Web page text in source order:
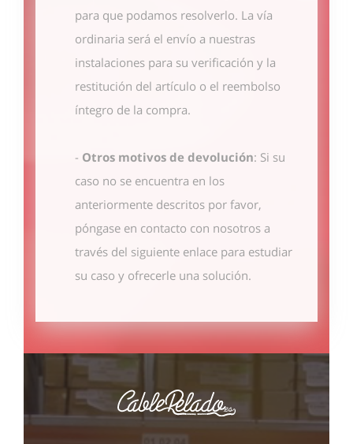
para que podamos resolverlo. La vía
ordinaria será el envío a nuestras
instalaciones para su verificación y la
restitución del artículo o el reembolso
íntegro de la compra.
- Otros motivos de devolución: Si su
caso no se encuentra en los
anteriormente descritos por favor,
póngase en contacto con nosotros a
través del siguiente enlace para estudiar
su caso y ofrecerle una solución.